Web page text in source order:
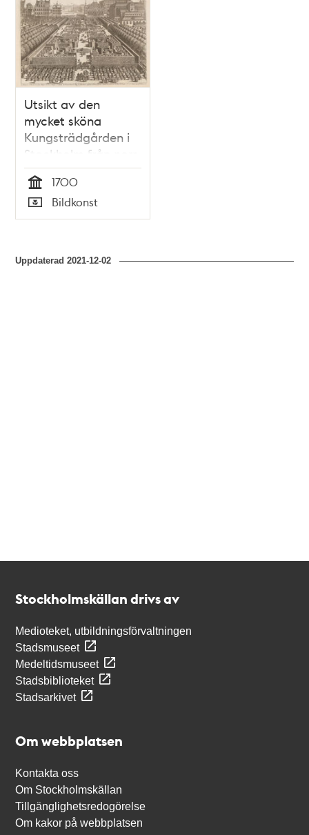
Utsikt av den
mycket sköna
Kungsträdgården i
Stockholm från norr
Tid
1700
Typ
Bildkonst
Uppdaterad2021-12-02
Stockholmskällan drivs av
Medioteket, utbildningsförvaltningen
Stadsmuseet
Medeltidsmuseet
Stadsbiblioteket
Stadsarkivet
Om webbplatsen
Kontakta oss
Om Stockholmskällan
Tillgänglighetsredogörelse
Om kakor på webbplatsen